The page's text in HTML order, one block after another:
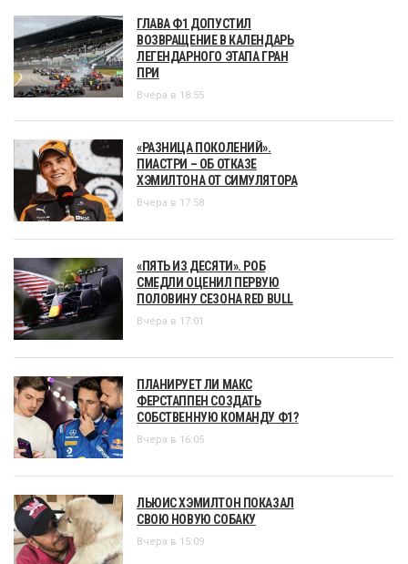
ГЛАВА Ф1 ДОПУСТИЛ
ВОЗВРАЩЕНИЕ В КАЛЕНДАРЬ
ЛЕГЕНДАРНОГО ЭТАПА ГРАН
ПРИ
Вчера в 18:55
«РАЗНИЦА ПОКОЛЕНИЙ».
ПИАСТРИ – ОБ ОТКАЗЕ
ХЭМИЛТОНА ОТ СИМУЛЯТОРА
Вчера в 17:58
«ПЯТЬ ИЗ ДЕСЯТИ». РОБ
СМЕДЛИ ОЦЕНИЛ ПЕРВУЮ
ПОЛОВИНУ СЕЗОНА RED BULL
Вчера в 17:01
ПЛАНИРУЕТ ЛИ МАКС
ФЕРСТАППЕН СОЗДАТЬ
СОБСТВЕННУЮ КОМАНДУ Ф1?
Вчера в 16:05
ЛЬЮИС ХЭМИЛТОН ПОКАЗАЛ
СВОЮ НОВУЮ СОБАКУ
Вчера в 15:09